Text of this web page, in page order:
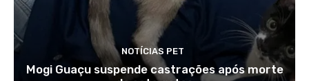
NOTÍCIAS PET
Mogi Guaçu suspende castrações após morte